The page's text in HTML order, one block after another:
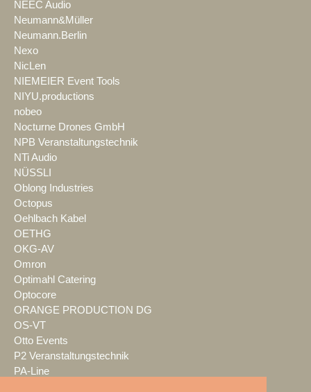
NEEC Audio
Neumann&Müller
Neumann.Berlin
Nexo
NicLen
NIEMEIER Event Tools
NIYU.productions
nobeo
Nocturne Drones GmbH
NPB Veranstaltungstechnik
NTi Audio
NÜSSLI
Oblong Industries
Octopus
Oehlbach Kabel
OETHG
OKG-AV
Omron
Optimahl Catering
Optocore
ORANGE PRODUCTION DG
OS-VT
Otto Events
P2 Veranstaltungstechnik
PA-Line